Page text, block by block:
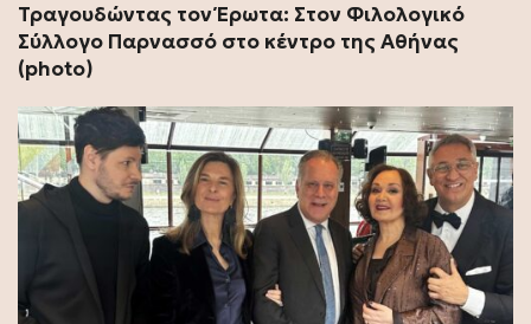
Τραγουδώντας τον Έρωτα: Στον Φιλολογικό
Σύλλογο Παρνασσό στο κέντρο της Αθήνας
(photo)